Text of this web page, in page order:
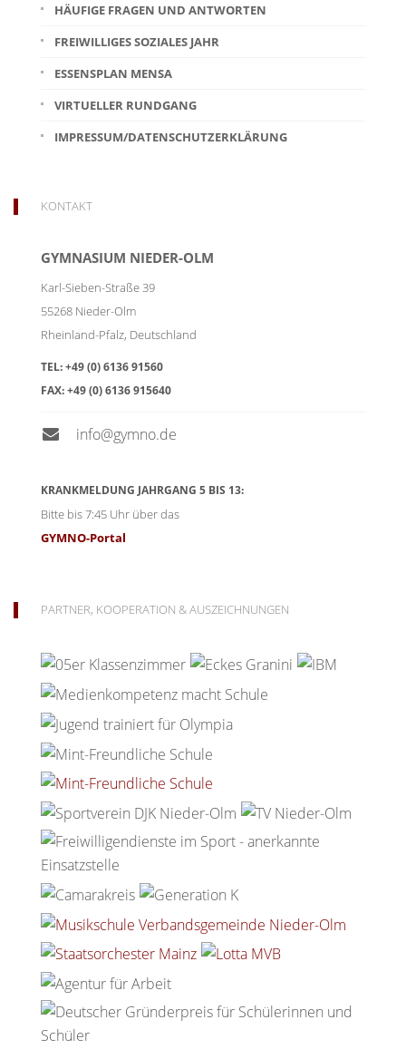
HÄUFIGE FRAGEN UND ANTWORTEN
FREIWILLIGES SOZIALES JAHR
ESSENSPLAN MENSA
VIRTUELLER RUNDGANG
IMPRESSUM/DATENSCHUTZERKLÄRUNG
KONTAKT
GYMNASIUM NIEDER-OLM
Karl-Sieben-Straße 39
55268 Nieder-Olm
Rheinland-Pfalz, Deutschland
TEL:+49 (0) 6136 91560
FAX:+49 (0) 6136 915640
info@gymno.de
KRANKMELDUNG JAHRGANG 5 BIS 13:
Bitte bis 7:45 Uhr über das
GYMNO-Portal
PARTNER, KOOPERATION & AUSZEICHNUNGEN